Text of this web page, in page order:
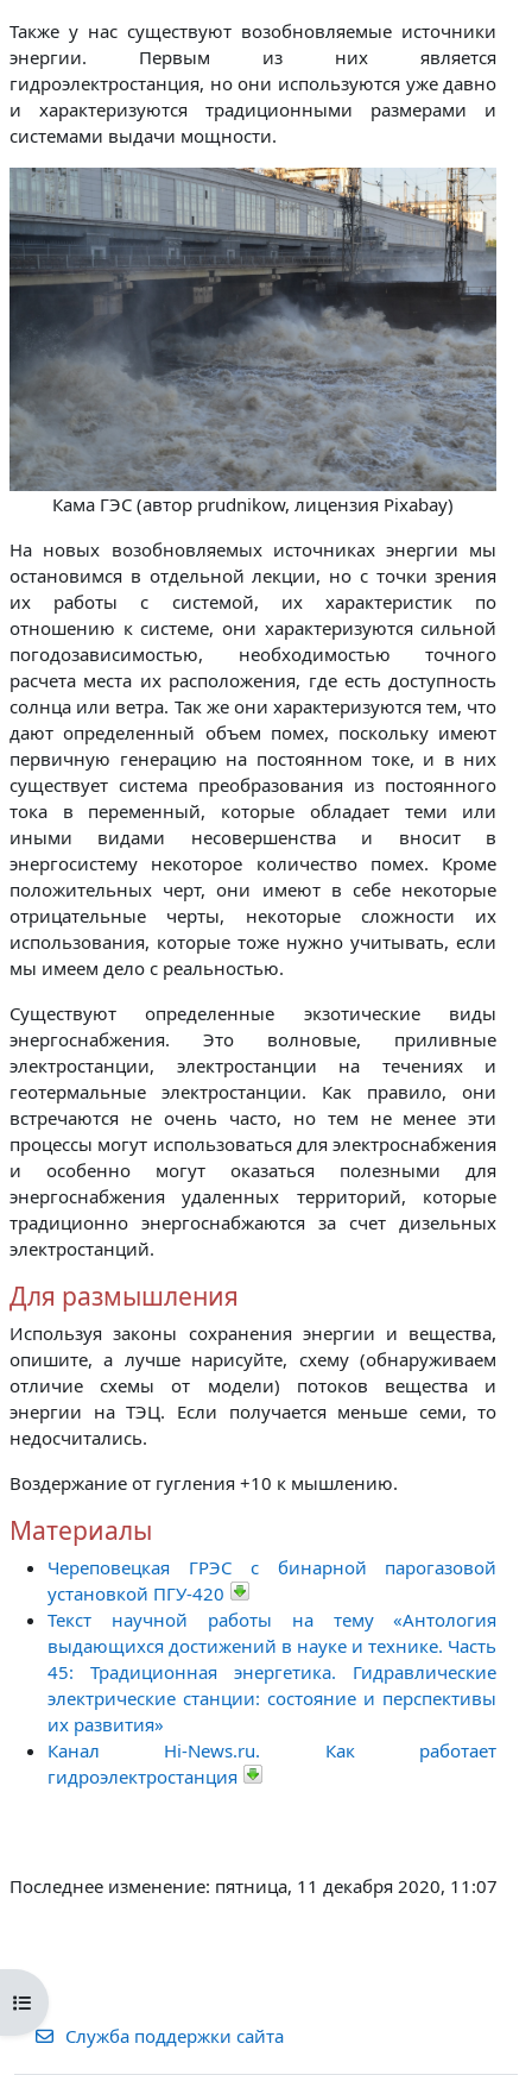
Открыть оглавление курса
Также у нас существуют возобновляемые источники
энергии. Первым из них является
гидроэлектростанция, но они используются уже давно
и характеризуются традиционными размерами и
системами выдачи мощности.
Кама ГЭС (автор prudnikow, лицензия Pixabay)
На новых возобновляемых источниках энергии мы
остановимся в отдельной лекции, но с точки зрения
их работы с системой, их характеристик по
отношению к системе, они характеризуются сильной
погодозависимостью, необходимостью точного
расчета места их расположения, где есть доступность
солнца или ветра. Так же они характеризуются тем, что
дают определенный объем помех, поскольку имеют
первичную генерацию на постоянном токе, и в них
существует система преобразования из постоянного
тока в переменный, которые обладает теми или
иными видами несовершенства и вносит в
энергосистему некоторое количество помех. Кроме
положительных черт, они имеют в себе некоторые
отрицательные черты, некоторые сложности их
использования, которые тоже нужно учитывать, если
мы имеем дело с реальностью.
Существуют определенные экзотические виды
энергоснабжения. Это волновые, приливные
электростанции, электростанции на течениях и
геотермальные электростанции. Как правило, они
встречаются не очень часто, но тем не менее эти
процессы могут использоваться для электроснабжения
и особенно могут оказаться полезными для
энергоснабжения удаленных территорий, которые
традиционно энергоснабжаются за счет дизельных
электростанций.
Для размышления
Используя законы сохранения энергии и вещества,
опишите, а лучше нарисуйте, схему (обнаруживаем
отличие схемы от модели) потоков вещества и
энергии на ТЭЦ. Если получается меньше семи, то
недосчитались.
Воздержание от гугления +10 к мышлению.
Материалы
Череповецкая ГРЭС с бинарной парогазовой
установкой ПГУ-420
Текст научной работы на тему «Антология
выдающихся достижений в науке и технике. Часть
45: Традиционная энергетика. Гидравлические
электрические станции: состояние и перспективы
их развития»
Канал Hi-News.ru. Как работает
гидроэлектростанция
Последнее изменение: пятница, 11 декабря 2020, 11:07
Служба поддержки сайта